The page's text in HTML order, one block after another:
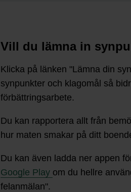
Vill du lämna in
Klicka på länken "Lämna din
synpunkter och klagomål så
förbättringsarbete.
Du kan rapportera allt från
hur maten smakar på ditt
Du kan även ladda ner appen
Google Play om du hellre
felanmälan".